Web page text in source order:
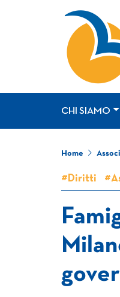
CHI SIAMO
Home
#Diritti